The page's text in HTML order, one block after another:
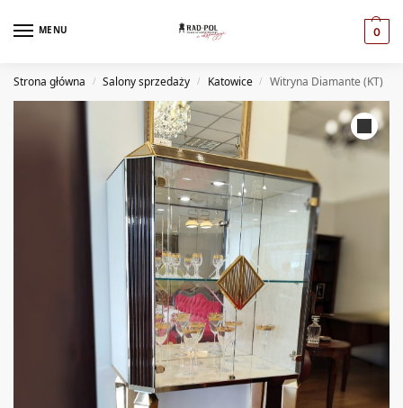
MENU 0
Strona główna / Salony sprzedaży / Katowice / Witryna Diamante (KT)